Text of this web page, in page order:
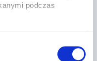
podczas